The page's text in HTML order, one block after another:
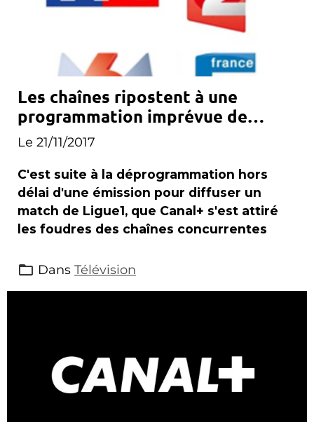
Les chaînes ripostent à une
programmation imprévue de
Canal+
Le 21/11/2017
C'est suite à la déprogrammation hors
délai d'une émission pour diffuser un
match de Ligue1, que Canal+ s'est attiré
les foudres des chaînes concurrentes
Dans Télévision